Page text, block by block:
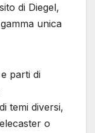
di Diegel,
unica
parti di
temi diversi,
o